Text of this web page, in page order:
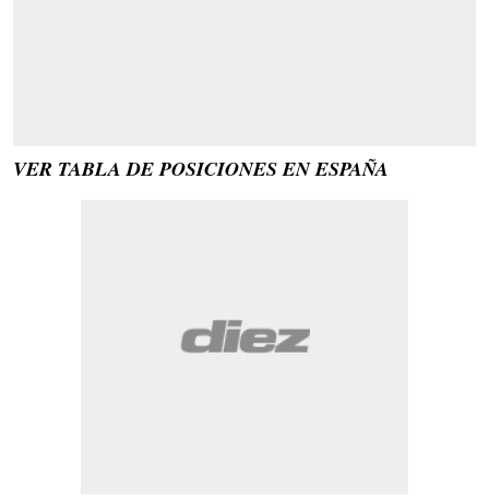
VER TABLA DE POSICIONES EN ESPAÑA